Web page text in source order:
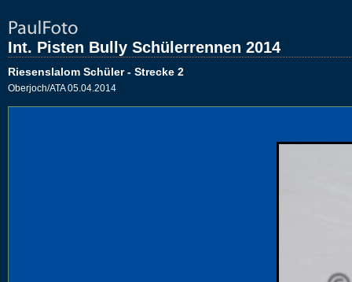
Int. Pisten Bully Schülerrennen 2014
Riesenslalom Schüler - Strecke 2
Oberjoch/ATA 05.04.2014